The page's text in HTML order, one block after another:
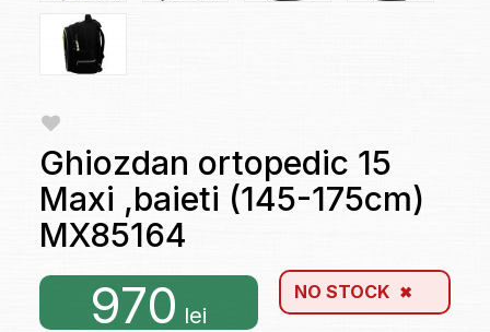
Ghiozdan ortopedic 15
Maxi ,baieti (145-175cm)
MX85164
970 lei
NO STOCK